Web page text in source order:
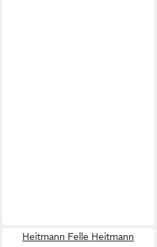
Heitmann Felle Heitmann